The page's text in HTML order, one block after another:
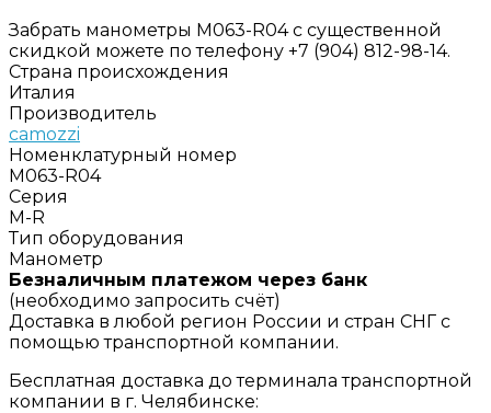
Забрать манометры M063-R04 с существенной
скидкой можете по телефону +7 (904) 812-98-14.
Страна происхождения
Италия
Производитель
camozzi
Номенклатурный номер
M063-R04
Серия
M-R
Тип оборудования
Манометр
Безналичным платежом через банк
(необходимо запросить счёт)
Доставка в любой регион России и стран СНГ с
помощью транспортной компании.
Бесплатная доставка до терминала транспортной
компании в г. Челябинске: